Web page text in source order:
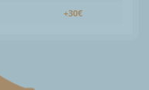
+30€